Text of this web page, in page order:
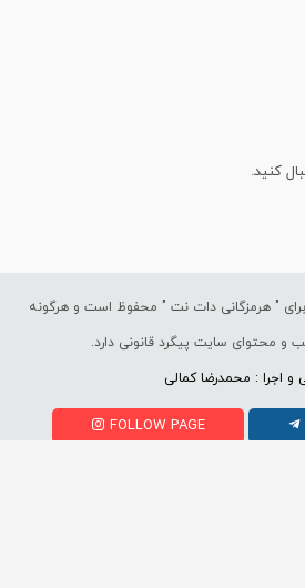
کنید.
" هرمزگانی دات نت " محفوظ است و هرگونه
و محتوای سایت پیگرد قانونی دارد.
و اجرا : محمدرضا کمالی
FOLLOW PAGE